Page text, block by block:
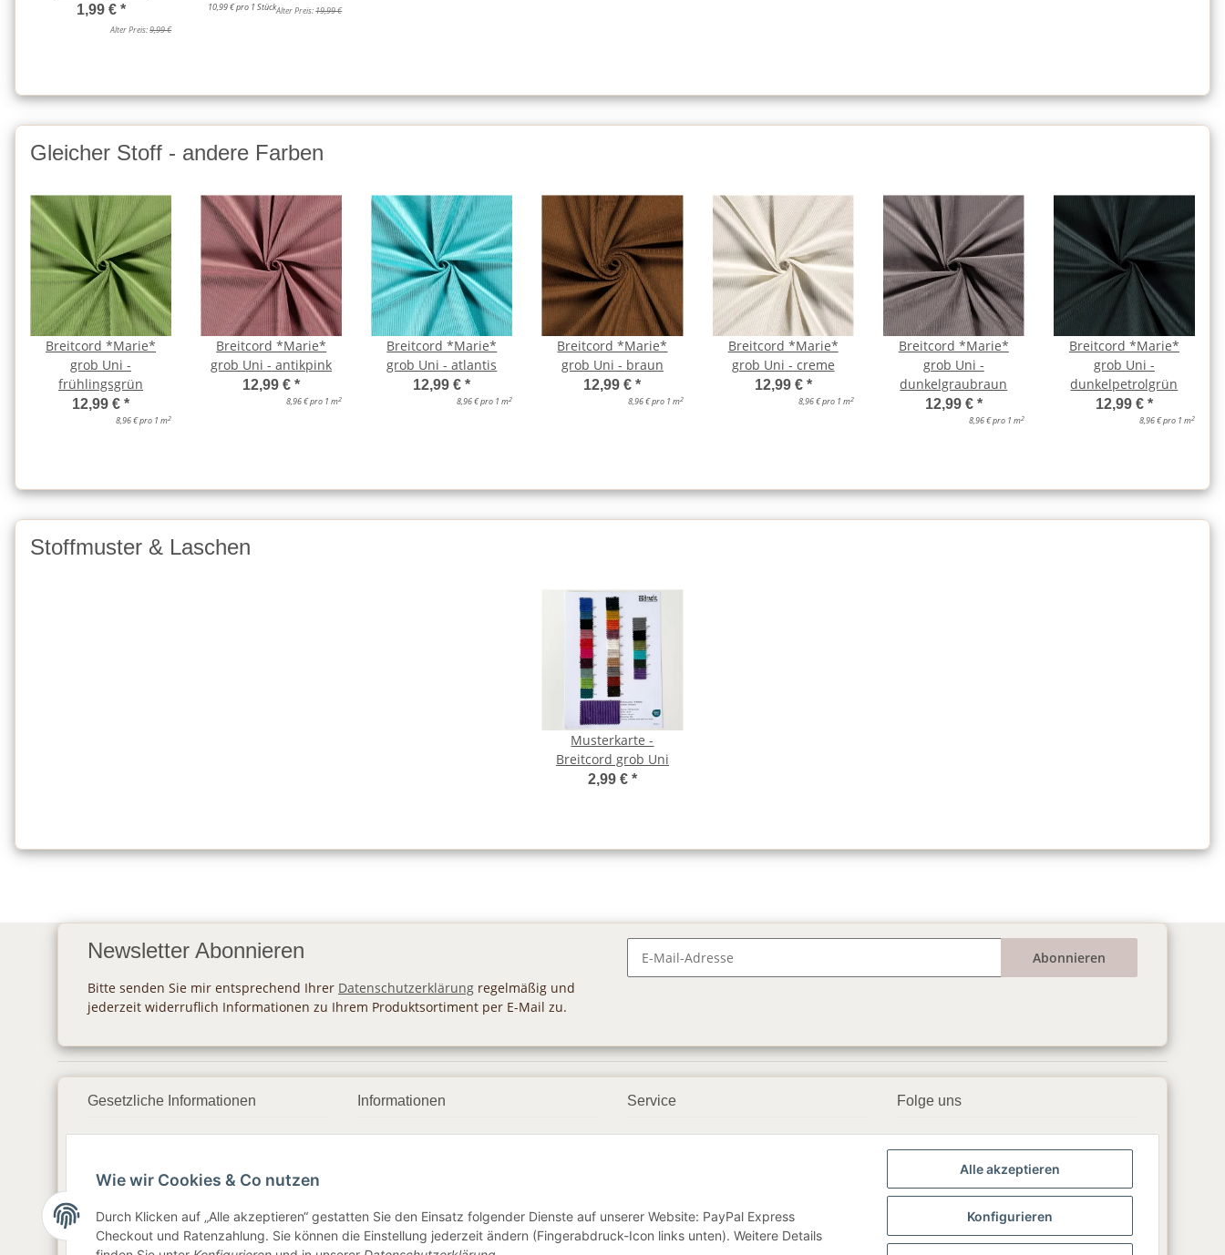
1,99 € *
Alter Preis:9,99 €
10,99 € pro 1 StückAlter Preis:19,99 €
Gleicher Stoff - andere Farben
Breitcord *Marie*
grob Uni -
frühlingsgrün
12,99 €*
8,96 € pro 1 m2
Breitcord *Marie*
grob Uni - antikpink
12,99 €*
8,96 € pro 1 m2
Breitcord *Marie*
grob Uni - atlantis
12,99 €*
8,96 € pro 1 m2
Breitcord *Marie*
grob Uni - braun
12,99 €*
8,96 € pro 1 m2
Breitcord *Marie*
grob Uni - creme
12,99 € *
8,96 € pro 1 m2
Breitcord *Marie*
grob Uni -
dunkelgraubraun
12,99 € *
8,96 € pro 1 m2
Breitcord *Marie*
grob Uni -
dunkelpetrolgrün
12,99 € *
8,96 € pro 1 m2
Stoffmuster & Laschen
Musterkarte -
Breitcord grob Uni
2,99 € *
Newsletter Abonnieren
Bitte senden Sie mir entsprechend Ihrer Datenschutzerklärung regelmäßig und
jederzeit widerruflich Informationen zu Ihrem Produktsortiment per E-Mail zu.
Abonnieren
Gesetzliche Informationen
AGB
Sitemap
Impressum
Informationen
Newsletter
Service Folge uns
▶️ YouTube
📸 Instagram
Wie wir Cookies & Co nutzen
Durch Klicken auf „Alle akzeptieren“ gestatten Sie den Einsatz folgender Dienste auf unserer Website: PayPal Express
Checkout und Ratenzahlung. Sie können die Einstellung jederzeit ändern (Fingerabdruck-Icon links unten). Weitere Details
Alle akzeptieren
Konfigurieren